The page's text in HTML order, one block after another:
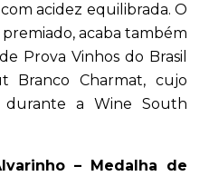
acidez equilibrada. O
acaba também
Prova Vinhos do Brasil
Branco Charmat, cujo
durante a Wine South
– Medalha de